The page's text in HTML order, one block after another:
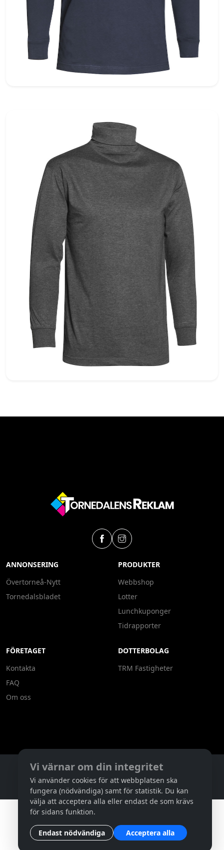
ANNONSERING
Övertorneå-Nytt
Tornedalsbladet
PRODUKTER
Webbshop
Lotter
Lunchkuponger
Tidrapporter
FÖRETAGET
Kontakta
FAQ
Om oss
DOTTERBOLAG
TRM Fastigheter
Copyright ©2026Tornedalens Reklam
EFD5393F-6F53-4459-AABF-E9BC2AA88290
Vi värnar om din integritet
Vi använder cookies för att webbplatsen ska
fungera (nödvändiga) samt för statistik. Du kan
välja att acceptera alla eller endast de som krävs
för sidans funktion.
Endast nödvändiga Acceptera alla